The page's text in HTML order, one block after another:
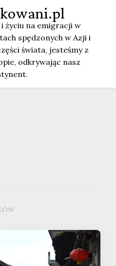
życiu na emigracji w
spędzonych w Azji i
świata, jesteśmy z
odkrywając nasz